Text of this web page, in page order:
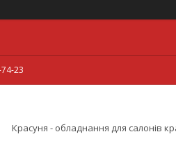
23
Красуня - обладнання для салонів